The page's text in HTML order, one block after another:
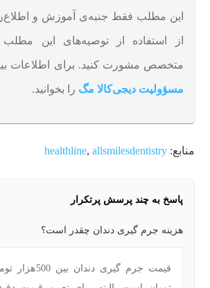
این مطلب فقط جنبه‌ی آموزش و
از استفاده از توصیه‌های این
متخصص مشورت کنید. برای اطلاعات
مسؤولیت دیجی‌کالا مگ را بخوانید.
منابع: healthline, allsmilesdentistry
پاسخ به چند پرسش پرتکرار
هزینه جرم گیری دندان چقدر است؟